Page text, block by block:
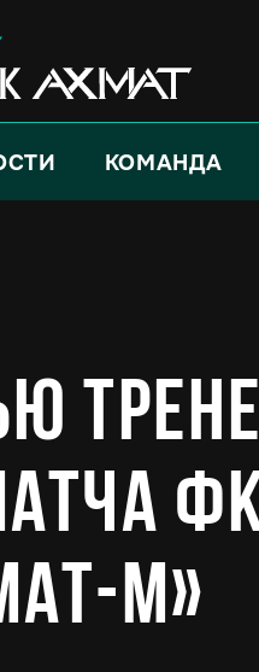
КОМАНДА
М»